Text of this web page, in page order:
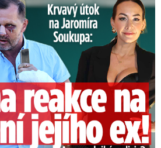
Reakce Agáty na zmlácení jejího ex